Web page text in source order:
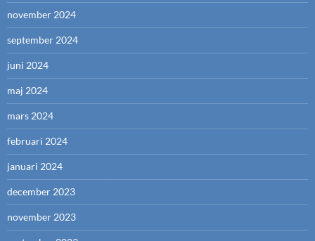
november 2024
september 2024
juni 2024
maj 2024
mars 2024
februari 2024
januari 2024
december 2023
november 2023